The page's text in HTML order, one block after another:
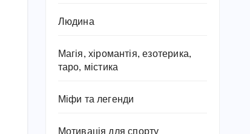
Людина
Магія, хіромантія, езотерика,
таро, містика
Міфи та легенди
Мотивація для спорту